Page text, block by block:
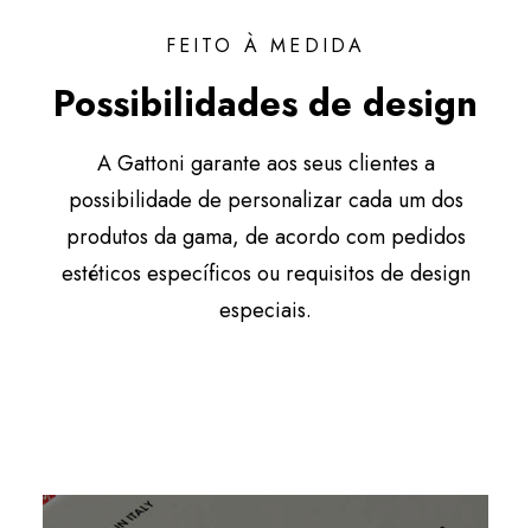
FEITO À MEDIDA
Possibilidades de design
A Gattoni garante aos seus clientes a
possibilidade de personalizar cada um dos
produtos da gama, de acordo com pedidos
estéticos específicos ou requisitos de design
especiais.